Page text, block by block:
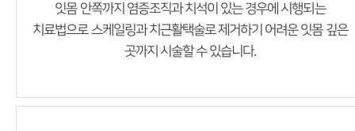
잇몸 안쪽까지 염증조직과 치석이 있는 경우에 시행되는
치료법으로 스케일링과 치근활택술로제거하기 어려운 잇몸 깊은
곳까지 시술할 수 있습니다.